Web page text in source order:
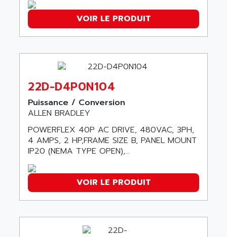
15N
C200
SMC500
SMC200 / 500
PLC-5
SYSMAC
SERVO MOTOR
PERMANENT MAGNET MOTOR
BPH
BSM SERIE
SIMODRIVE 210
SIMODRIVE 650
ACERIME
ACINDUCTO
ACKSYS
ACMA
ACOBAL
ACOMEL
ACOOL
ACOPOS
ACQUIDUC
ACROMAG
ACS
ACS MOTION CONTROL
VOIR LE PRODUIT
22D-D4P0N104
Puissance / Conversion
ALLEN BRADLEY
POWERFLEX 40P AC DRIVE, 480VAC, 3PH,
4 AMPS, 2 HP,FRAME SIZE B, PANEL MOUNT
IP20 (NEMA TYPE OPEN),...
VOIR LE PRODUIT